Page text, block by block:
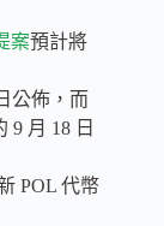
案預計將
公佈，而
9 月 18 日
POL 代幣